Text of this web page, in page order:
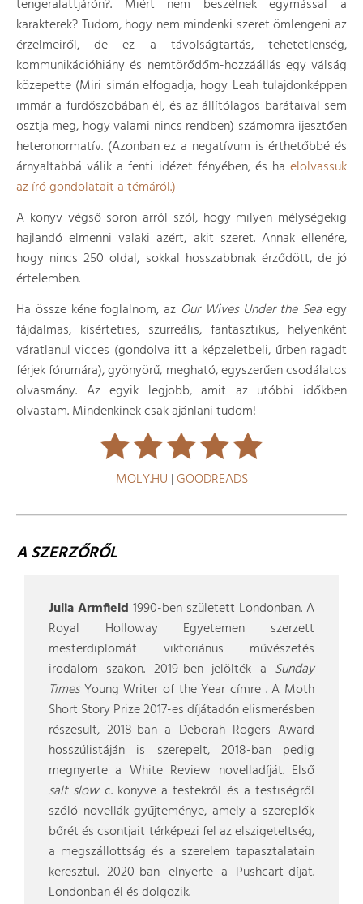
tengeralattjárón?. Miért nem beszélnek egymással a
karakterek? Tudom, hogy nem mindenki szeret ömlengeni az
érzelmeiről, de ez a távolságtartás, tehetetlenség,
kommunikációhiány és nemtörődőm-hozzáállás egy válság
közepette (Miri simán elfogadja, hogy Leah tulajdonképpen
immár a fürdőszobában él, és az állítólagos barátaival sem
osztja meg, hogy valami nincs rendben) számomra ijesztően
heteronormatív. (Azonban ez a negatívum is érthetőbbé és
árnyaltabbá válik a fenti idézet fényében, és ha elolvassuk
az író gondolatait a témáról.)
A könyv végső soron arról szól, hogy milyen mélységekig
hajlandó elmenni valaki azért, akit szeret. Annak ellenére,
hogy nincs 250 oldal, sokkal hosszabbnak érződött, de jó
értelemben.
Ha össze kéne foglalnom, az Our Wives Under the Seaegy
fájdalmas, kísérteties, szürreális, fantasztikus, helyenként
váratlanul vicces (gondolva itt a képzeletbeli, űrben ragadt
férjek fórumára), gyönyörű, megható, egyszerűen csodálatos
olvasmány. Az egyik legjobb, amit az utóbbi időkben
olvastam. Mindenkinek csak ajánlani tudom!
MOLY.HU |GOODREADS
A SZERZŐRŐL
Julia Armfield 1990-ben született Londonban. A
Royal Holloway Egyetemen szerzett
mesterdiplomát viktoriánus művészetés
irodalom szakon. 2019-ben jelölték a Sunday
TimesYoung Writer of the Year címre . A Moth
Short Story Prize 2017-es díjátadón elismerésben
részesült, 2018-ban a Deborah Rogers Award
hosszúlistáján is szerepelt, 2018-ban pedig
megnyerte a White Review novelladíját. Első
salt slowc. könyve a testekről és a testiségről
szóló novellák gyűjteménye, amely a szereplők
bőrét és csontjait térképezi fel az elszigeteltség,
a megszállottság és a szerelem tapasztalatain
keresztül. 2020-ban elnyerte a Pushcart-díjat.
Londonban él és dolgozik.